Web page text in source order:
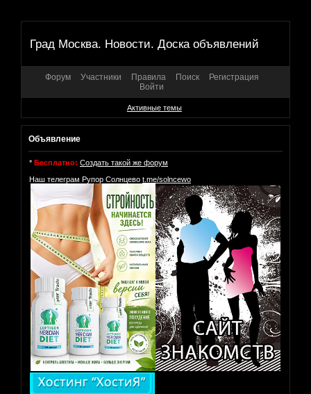
Град Москва. Новости. Доска объявлений
Форум Участники Правила Поиск
Регистрация
Войти
Активные темы
Объявление
* Бесплатно: Создать такой же форум
Наш телеграм Рупор Солнцево t.me/solncewo